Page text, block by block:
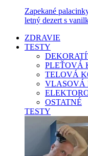
Zapekané
letný dezert s
ZDRAVIE
TESTY
PLEŤOVÁ
TELOVÁ
VLASOVÁ
OSTATNÉ
TESTY